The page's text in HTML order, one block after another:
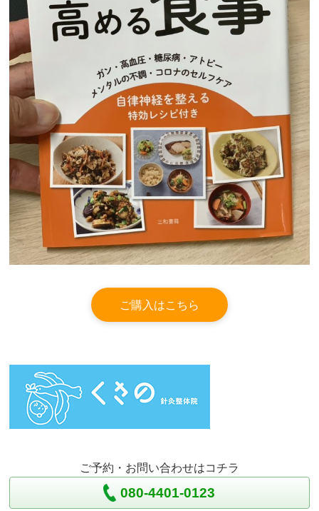
ご購入はこちら
ご予約・お問い合わせはコチラ
080-4401-0123